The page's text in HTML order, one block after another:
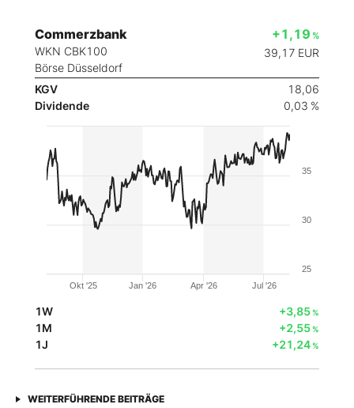
Commerzbank
WKN CBK100
Börse Düsseldorf
+1,19 %
39,17 EUR
KGV
18,06
Dividende
0,03 %
Okt '25 Jan '26 Apr '26 Jul '26
25
30
35
1W +3,85%
1M +2,55%
1J +21,24%
WEITERFÜHRENDE BEITRÄGE